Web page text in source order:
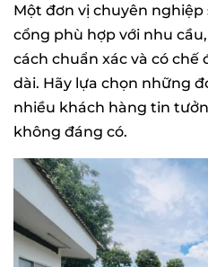
Một đơn vị chuyên nghiệp
cổng phù hợp với nhu
cách chuẩn xác và có chế
dài. Hãy lựa chọn những
nhiều khách hàng tin
không đáng có.